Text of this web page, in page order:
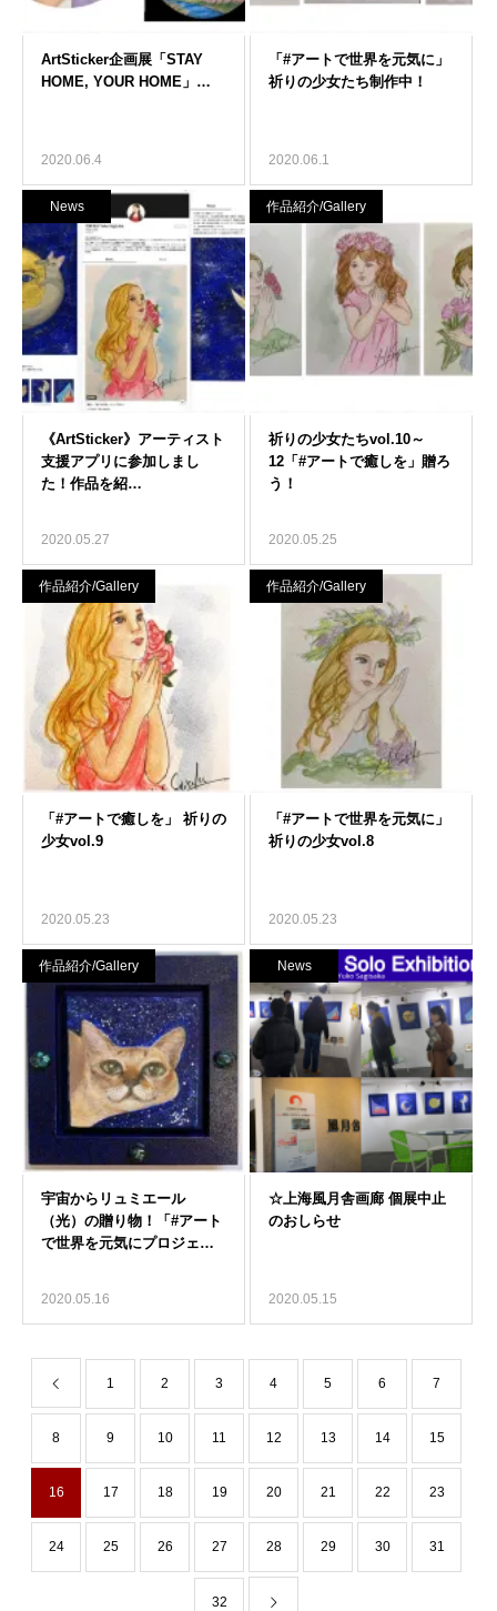
2020.06.4 2020.06.1
News
2020.05.27
作品紹介/Gallery
2020.05.25
作品紹介/Gallery
2020.05.23
作品紹介/Gallery
2020.05.23
作品紹介/Gallery
2020.05.16
News
2020.05.15
1 2 3 4 5 6 7
8 9 10 11 12 13 14 15
16 17 18 19 20 21 22 23
24 25 26 27 28 29 30 31
32